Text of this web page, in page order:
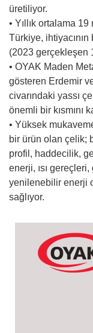
üretiliyor.
• Yıllık ortalama
Türkiye,
(2023 gerçekleşen
• OYAK Maden
gösteren Erdemir
civarındaki yassı
önemli bir kısmını
• Yüksek
bir ürün olan çelik;
profil, haddecilik,
enerji, ısı
yenilenebilir enerji
sağlıyor.